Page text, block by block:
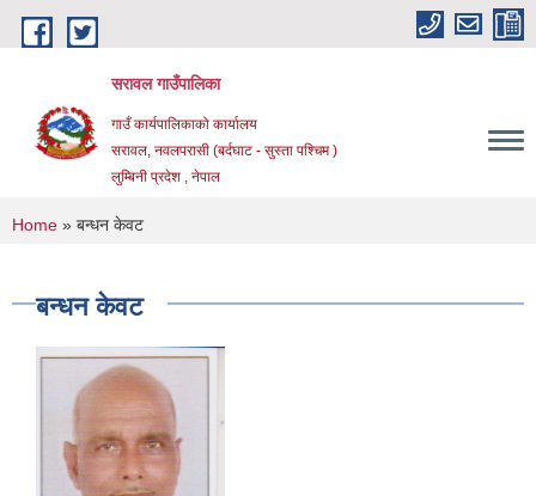
Skip to main content
सरावल गाउँपालिका
गाउँ कार्यपालिकाको कार्यालय
सरावल, नवलपरासी (बर्दघाट - सुस्ता पश्चिम )
लुम्बिनी प्रदेश , नेपाल
You are here
Home » बन्धन केवट
बन्धन केवट